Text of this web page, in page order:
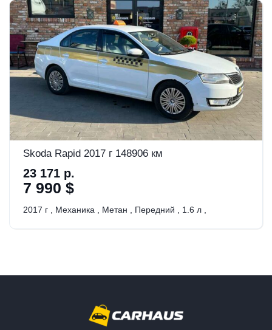
Skoda Rapid 2017 г 148906 км
23 171 р.
7 990 $
2017 г Механика Метан Передний 1.6 л